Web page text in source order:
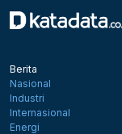
Berita
Nasional
Industri
Internasional
Energi